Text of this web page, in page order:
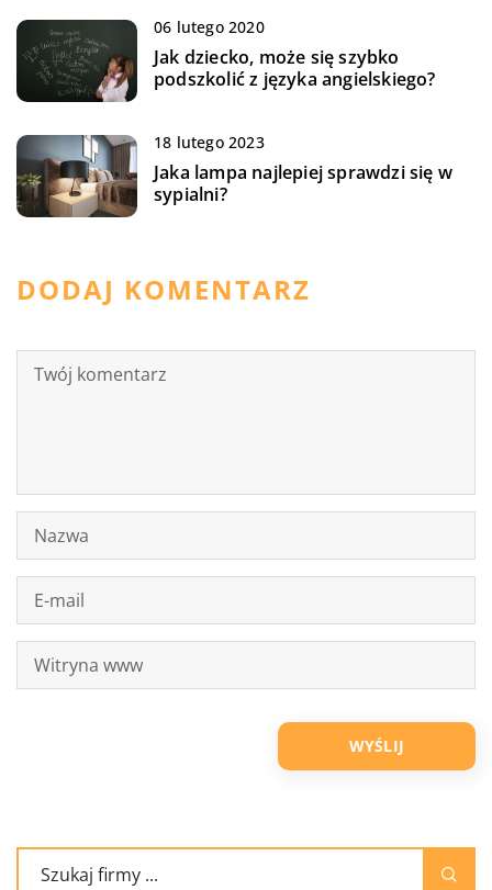
06 lutego 2020
Jak dziecko, może się szybko
podszkolić z języka angielskiego?
18 lutego 2023
Jaka lampa najlepiej sprawdzi się w
sypialni?
DODAJ KOMENTARZ